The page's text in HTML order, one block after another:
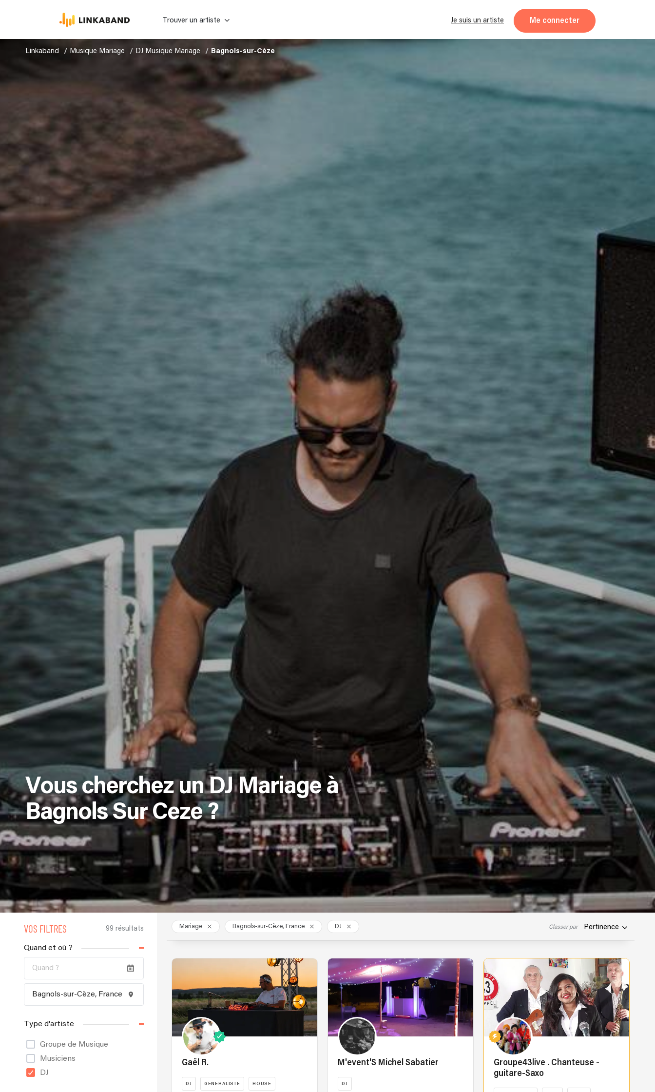
Trouver un artiste Je suis un artiste Me connecter
Linkaband Musique Mariage DJ Musique Mariage Bagnols-sur-Cèze
Vous cherchez un DJ Mariage à
Bagnols Sur Ceze ?
VOS FILTRES 99 résultats
Quand et où ?
Type d'artiste
Groupe de Musique
Musiciens
DJ
Mariage Bagnols-sur-Cèze, France DJ Classer par Pertinence
Gaël R.
DJ GENERALISTE HOUSE
M'event'S Michel Sabatier
DJ
Groupe43live . Chanteuse -
guitare-Saxo